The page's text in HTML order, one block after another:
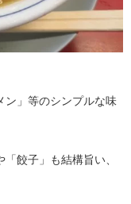
ン」等のシンプルな味
餃子」も結構旨い、